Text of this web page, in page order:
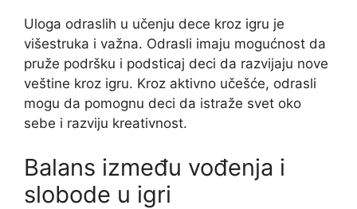
Uloga odraslih u učenju dece kroz igru je
višestruka i važna. Odrasli imaju mogućnost da
pruže podršku i podsticaj deci da razvijaju nove
veštine kroz igru. Kroz aktivno učešće, odrasli
mogu da pomognu deci da istraže svet oko
sebe i razviju kreativnost.
Balans između vođenja i
slobode u igri